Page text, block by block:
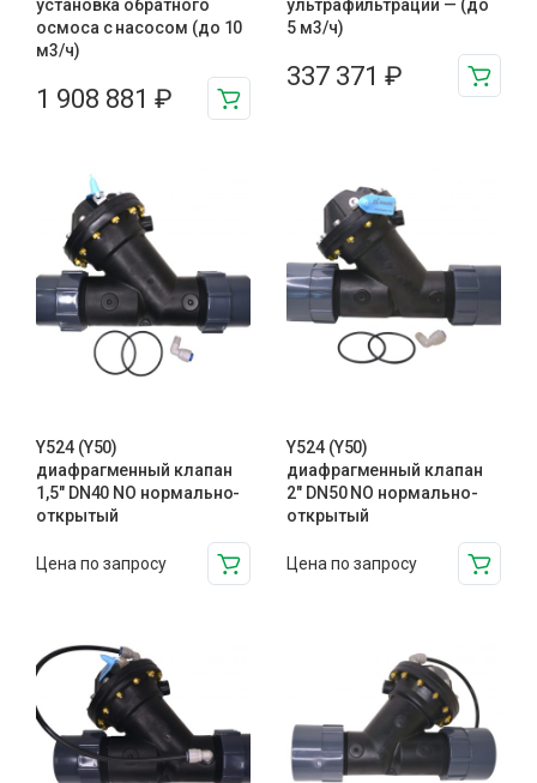
установка обратного
осмоса с насосом (до 10
м3/ч)
1 908 881 ₽
ультрафильтрации — (до
5 м3/ч)
337 371 ₽
Y524 (Y50)
диафрагменный клапан
1,5″ DN40 NO нормально-
открытый
Цена по запросу
Y524 (Y50)
диафрагменный клапан
2″ DN50 NO нормально-
открытый
Цена по запросу